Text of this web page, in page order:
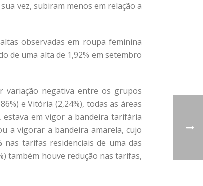
vez, subiram menos em relação a
observadas em roupa feminina
de uma alta de 1,92% em setembro
variação negativa entre os grupos
e Vitória (2,24%), todas as áreas
estava em vigor a bandeira tarifária
a vigorar a bandeira amarela, cujo
nas tarifas residenciais de uma das
também houve redução nas tarifas,